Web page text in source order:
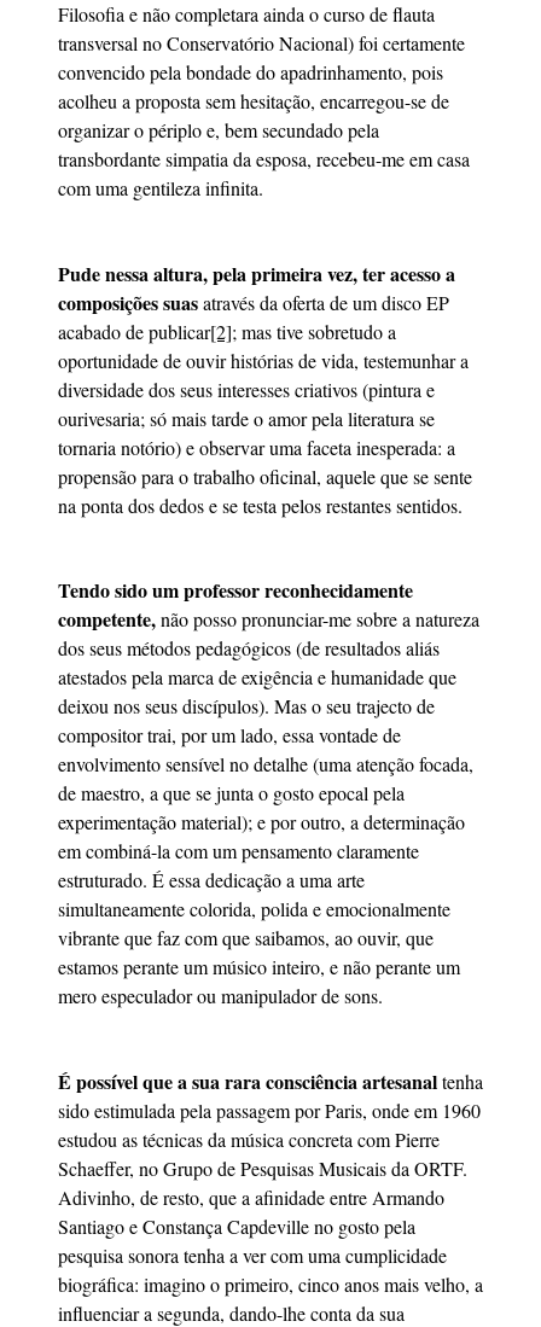
Filosofia e não completara ainda o curso de flauta
transversal no Conservatório Nacional) foi certamente
convencido pela bondade do apadrinhamento, pois
acolheu a proposta sem hesitação, encarregou-se de
organizar o périplo e, bem secundado pela
transbordante simpatia da esposa, recebeu-me em casa
com uma gentileza infinita.
Pude nessa altura, pela primeira vez, ter acesso a
composições suasatravés da oferta de um disco EP
acabado de publicar[2]; mas tive sobretudo a
oportunidade de ouvir histórias de vida, testemunhar a
diversidade dos seus interesses criativos (pintura e
ourivesaria; só mais tarde o amor pela literatura se
tornaria notório) e observar uma faceta inesperada: a
propensão para o trabalho oficinal, aquele que se sente
na ponta dos dedos e se testa pelos restantes sentidos.
Tendo sido um professor reconhecidamente
competente,não posso pronunciar-me sobre a natureza
dos seus métodos pedagógicos (de resultados aliás
atestados pela marca de exigência e humanidade que
deixou nos seus discípulos). Mas o seu trajecto de
compositor trai, por um lado, essa vontade de
envolvimento sensível no detalhe (uma atenção focada,
de maestro, a que se junta o gosto epocal pela
experimentação material); e por outro, a determinação
em combiná-la com um pensamento claramente
estruturado. É essa dedicação a uma arte
simultaneamente colorida, polida e emocionalmente
vibrante que faz com que saibamos, ao ouvir, que
estamos perante um músico inteiro, e não perante um
mero especulador ou manipulador de sons.
É possível que a sua rara consciência artesanaltenha
sido estimulada pela passagem por Paris, onde em 1960
estudou as técnicas da música concreta com Pierre
Schaeffer, no Grupo de Pesquisas Musicais da ORTF.
Adivinho, de resto, que a afinidade entre Armando
Santiago e Constança Capdeville no gosto pela
pesquisa sonora tenha a ver com uma cumplicidade
biográfica: imagino o primeiro, cinco anos mais velho, a
influenciar a segunda, dando-lhe conta da sua